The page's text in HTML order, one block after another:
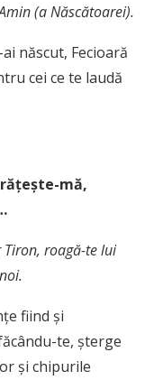
(a Născătoarei).
născut, Fecioară
cei ce te laudă
mă,
Tiron, roagă-te lui
fiind şi
te, şterge
şi chipurile